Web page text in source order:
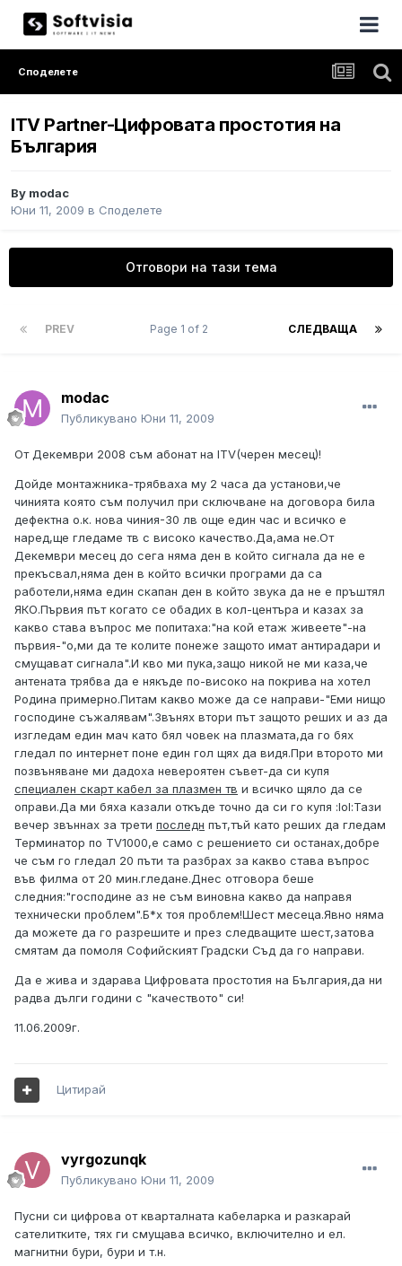
Споделете
ITV Partner-Цифровата простотия на
България
By modac
Юни 11, 2009 в Споделете
Отговори на тази тема
PREV СЛЕДВАЩА
Page 1 of 2
modac
Публикувано Юни 11, 2009
От Декември 2008 съм абонат на ITV(черен месец)!
Дойде монтажника-трябваха му 2 часа да установи,че
чинията която съм получил при сключване на договора била
дефектна о.к. нова чиния-30 лв още един час и всичко е
наред,ще гледаме тв с високо качество.Да,ама не.От
Декември месец до сега няма ден в който сигнала да не е
прекъсвал,няма ден в който всички програми да са
работели,няма един скапан ден в който звука да не е пръштял
ЯКО.Първия път когато се обадих в кол-центъра и казах за
какво става въпрос ме попитаха:"на кой етаж живеете"-на
първия-"о,ми да те колите понеже защото имат антирадари и
смущават сигнала".И кво ми пука,защо никой не ми каза,че
антената трябва да е някъде по-високо на покрива на хотел
Родина примерно.Питам какво може да се направи-"Еми нищо
господине съжалявам".Звънях втори път защото реших и аз да
изгледам един мач като бял човек на плазмата,да го бях
гледал по интернет поне един гол щях да видя.При второто ми
позвъняване ми дадоха невероятен съвет-да си купя
специален скарт кабел за плазмен тв и всичко щяло да се
оправи.Да ми бяха казали откъде точно да си го купя :lol:Тази
вечер звъннах за трети последн път,тъй като реших да гледам
Терминатор по TV1000,е само с решението си останах,добре
че съм го гледал 20 пъти та разбрах за какво става въпрос
във филма от 20 мин.гледане.Днес отговора беше
следния:"господине аз не съм виновна какво да направя
технически проблем".Б*х тоя проблем!Шест месеца.Явно няма
да можете да го разрешите и през следващите шест,затова
смятам да помоля Софийският Градски Съд да го направи.
Да е жива и здарава Цифровата простотия на България,да ни
радва дълги години с "качеството" си!
11.06.2009г.
Цитирай
vyrgozunqk
Публикувано Юни 11, 2009
Пусни си цифрова от кварталната кабеларка и разкарай
сателитките, тях ги смущава всичко, включително и ел.
магнитни бури, бури и т.н.